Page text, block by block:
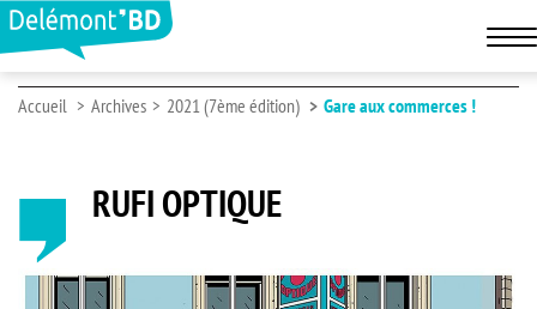
Accueil Archives 2021 (7ème édition) Gare aux commerces !
RUFI OPTIQUE